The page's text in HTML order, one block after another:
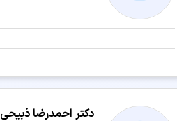
دکتر احمدرضا ذبیحی